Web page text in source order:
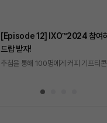
[토큰포스트] 기사 퀴즈 658회차
2026.08.07 (금) ~ 2026.08.08 (토)